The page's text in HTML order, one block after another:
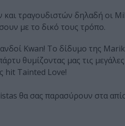
τραγουδιστών δηλαδή οι
με το δικό τους τρόπο.
Kwan! Το δίδυμο της
θυμίζοντας μας τις
hit Tainted Love!
θα σας παρασύρουν στα